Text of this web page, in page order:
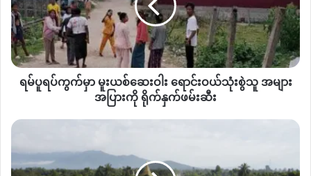
တွေကို သယ်ယူနိုင်ဖို့ရန်အတွက် စစ်တပ်က ပြီးခဲ့တဲ့ ဖေဖော်ဝါရီလ
ကနေ ဧပြီလအထိ ကချင်– စစ်ကိုင်းအစပ်ဒေသက ဗန်းမောက်၊
အင်းတော်၊ ထီးချိုင့်၊ ကသာ၊ မော်လူးစတဲ့မြို့နေရာတွေ
ကို တိုက်ခိုက်သိမ်းပိုက်ခဲ့ပါတယ်။
မြို့ ၅ ကို ထိန်းချုပ်လိုက်ကြောင်း ထုတ်ပြန်ခဲ့ပြီးနောက်
တွေ
ဒေသဘက်ကို စစ်ရေးပိုပြီးပြင်းထန်လာနိုင်တယ်လို့ ကချင်နိုင်ငံရေး
လေ့လာသုံးသပ်သူတစ်ဦးက သုံးသပ်ပြောဆိုပါတယ်။
မူးယစ်
ဆေးဝါး
ရောင်းဝယ်
သုံးစွဲ
သူ
အများ
အပြား
ရိုက်
ဖမ်းဆီး
ရမ်ပူရပ်ကွက်မှာ မူးယစ်ဆေးဝါး ရောင်းဝယ်သုံးစွဲသူ အများ
အပြားကို ရိုက်နှက်ဖမ်းဆီး
မြစ်
နား
မှာ